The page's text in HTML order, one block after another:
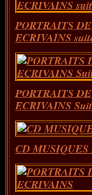
PORTRAITS
ECRIVAINS
PORTRAITS
ECRIVAINS
CD